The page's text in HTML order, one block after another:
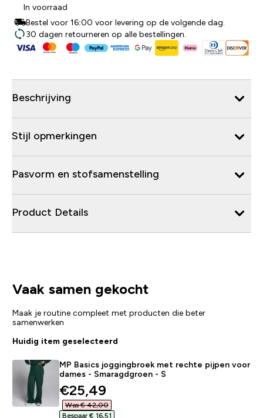
In voorraad
Bestel voor 16:00 voor levering op de volgende dag.
30 dagen retourneren op alle bestellingen.
Beschrijving
Stijl opmerkingen
Pasvorm en stofsamenstelling
Product Details
Vaak samen gekocht
Maak je routine compleet met producten die beter
samenwerken
Huidig item geselecteerd
MP Basics joggingbroek met rechte pijpen voor
dames - Smaragdgroen - S
discounted price
€25,49‎
Was € 42,00‎
Bespaar € 16,51‎